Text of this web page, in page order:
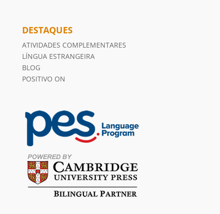
DESTAQUES
ATIVIDADES COMPLEMENTARES
LÍNGUA ESTRANGEIRA
BLOG
POSITIVO ON